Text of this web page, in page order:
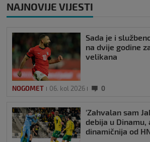
NAJNOVIJE VIJESTI
Sada je i
na dvije godine
velikana
NOGOMET 06. kol 2026 0
‘Zahvalan sam
debija u
dinamičnija od